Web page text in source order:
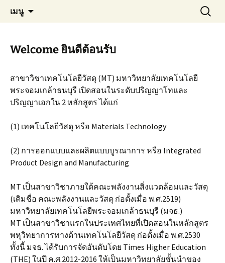
MT KMUTT
Materials Technology, KMUTT
เมนู
ค้นหา
สำหรับ:
Welcome ยินดีต้อนรับ
สาขาวิชาเทคโนโลยีวัสดุ (MT) มหาวิทยาลัยเทคโนโลยี
พระจอมเกล้าธนบุรี เปิดสอนในระดับปริญญาโทและ
ปริญญาเอกใน 2 หลักสูตร ได้แก่
(1) เทคโนโลยีวัสดุ หรือ Materials Technology
(2) การออกแบบและผลิตแบบบูรณาการ หรือ Integrated
Product Design and Manufacturing
MT เป็นสาขาวิชาภายใต้คณะพลังงานสิ่งแวดล้อมและวัสดุ
(เดิมชื่อ คณะพลังงานและวัสดุ ก่อตั้งเมื่อ พ.ศ.2519)
มหาวิทยาลัยเทคโนโลยีพระจอมเกล้าธนบุรี (มจธ.)
MT เป็นสาขาวิชาแรกในประเทศไทยที่เปิดสอนในหลักสูตร
พหุวิทยาการทางด้านเทคโนโลยีวัสดุ ก่อตั้งเมื่อ พ.ศ.2530
ทั้งนี้ มจธ. ได้รับการจัดอันดับโดย Times Higher Education
(THE) ในปี ค.ศ.2012-2016 ให้เป็นมหาวิทยาลัยชั้นนำของ